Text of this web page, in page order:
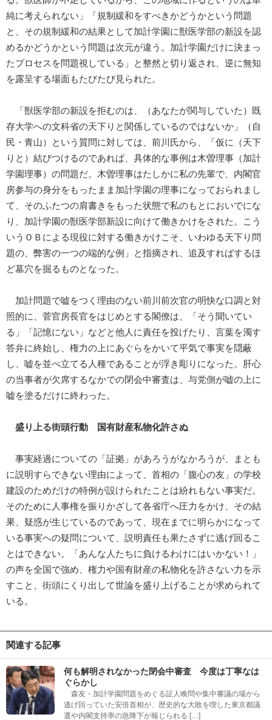
純に考えられない」「規制緩和をすべきかどうかという問題
と、その規制緩和の結果として加計学園に獣医学部の新設を認
めるかどうかという問題は次元が違う。加計学園だけに決まっ
たプロセスを問題視している」と整然と切り返され、逆に無知
を露呈する場面もたびたび見られた。
「獣医学部の新設を拒むのは、（あなたが関与していた）既
存大学への文科省の天下りと関係しているのではないか」（自
民・青山）という質問に対しては、前川氏から、「仮に（天下
りと）結びつけるのであれば、具体的な事例は木曽理事（加計
学園理事）の問題だ。木曽理事はたしかに私の先輩で、内閣官
房参与の身分をもったまま加計学園の理事になっておられまし
て、そのふたつの肩書きをもった状態で私のもとにおいでにな
り、加計学園の獣医学部新設に向けて働きかけをされた。こう
いうＯＢによる現役に対する働きかけこそ、いわゆる天下り問
題の、弊害の一つの端的な例」と指摘され、追及すればするほ
ど墓穴を掘るものとなった。
加計問題で嘘をつく理由のない前川前次官の明快な口調と対
照的に、菅官房長官をはじめとする閣僚は、「そう聞いてい
る」「記憶にない」などと他人に責任を投げたり、言葉を濁す
答弁に終始し、権力の上にあぐらをかいて平気で事実を隠蔽
し、嘘を並べ立てる人種であることが浮き彫りになった。肝心
の当事者が欠席するなかでの閉会中審査は、与党側が嘘の上に
嘘を塗るだけに終わった。
盛り上る街頭行動 国有財産私物化許さぬ
事実経過についての「証拠」があろうがなかろうが、まとも
に説明すらできない理由によって、首相の「腹心の友」の学校
建設のためだけの特例が設けられたことは紛れもない事実だ。
そのために人事権を振りかざして各省庁へ圧力をかけ、その結
果、疑惑が生じているのであって、現在までに明らかになって
いる事実への疑問について、説明責任も果たさずに逃げ回るこ
とはできない。「あんな人たちに負けるわけにはいかない！」
の声を全国で強め、権力や国有財産の私物化を許さない力を示
すこと、街頭にくり出して世論を盛り上げることが求められて
いる。
関連する記事
何も解明されなかった閉会中審査 今度は丁寧なは
ぐらかし
森友・加計学園問題をめぐる証人喚問や集中審議の場から
逃げ回っていた安倍首相が、歴史的な大敗を喫した東京都議
選や内閣支持率の急降下が報じられる […]